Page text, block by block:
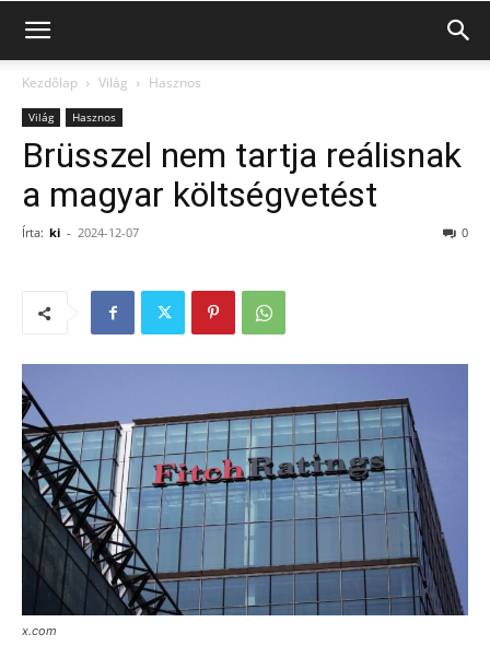
Kezdőlap Világ Hasznos
Világ Hasznos
Brüsszel nem tartja reálisnak
a magyar költségvetést
Írta: ki - 2024-12-07 0
x.com